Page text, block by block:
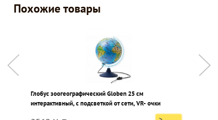
Похожие товары
Глобус зоогеографический Globen 25 см
интерактивный, с подсветкой от сети, VR- очки